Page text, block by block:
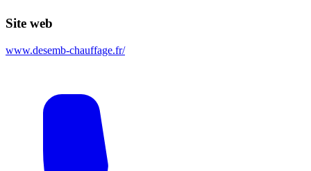
Site web
www.desemb-chauffage.fr/